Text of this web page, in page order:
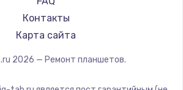
Getac
ZTE
Контакты
Карта сайта
2026 — Ремонт планшетов.